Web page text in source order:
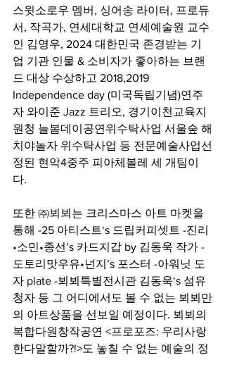
스윗소로우 멤버, 싱어송 라이터, 프로듀
서, 작곡가, 연세대학교 연세예술원 교수
인 김영우, 2024 대한민국 존경받는 기
업 기관 인물 & 소비자가 좋아하는 브랜
드 대상 수상하고 2018,2019
Independence day (미국독립기념)연주
자 와이준 Jazz 트리오, 경기이천교육지
원청 늘봄데이공연위수탁사업 서울숲 해
치야놀자 위수탁사업 등 전문예술사업선
정된 현악4중주 피아체볼레 세 개팀이
다.
또한 ㈜뵈뵈는 크리스마스 아트 마켓을
통해 -25 아티스트‘s 드립커피셋트 -진리
•소민•종선’s 카드지갑 by 김동욱 작가 -
도토리맛우유•넌지’s 포스터 -아워닛 도
자 plate -뵈뵈특별전시관 김동욱‘s 섬유
청자 등 그 어디에서도 볼 수 없는 뵈뵈만
의 아트상품을 선보일 예정이다. 뵈뵈의
복합다원창작공연 <프로포즈: 우리사랑
한다말할까?!>도 놓칠 수 없는 예술의 정